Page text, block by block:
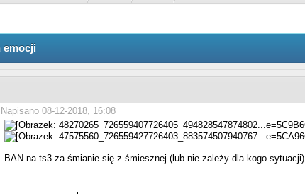
emocji
Napisano 08-12-2018, 16:08
BAN na ts3 za śmianie się z śmiesznej (lub nie zależy dla kogo sytuacji)